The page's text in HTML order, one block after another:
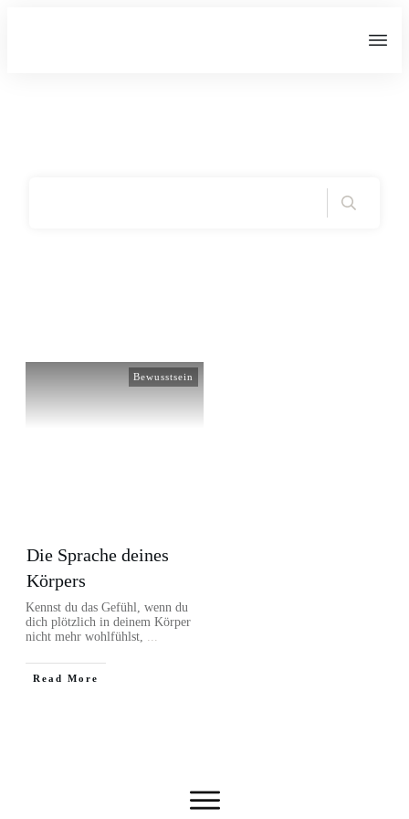
Bewusstsein
Die Sprache deines
Körpers
Kennst du das Gefühl, wenn du
dich plötzlich in deinem Körper
nicht mehr wohlfühlst, ...
Read More